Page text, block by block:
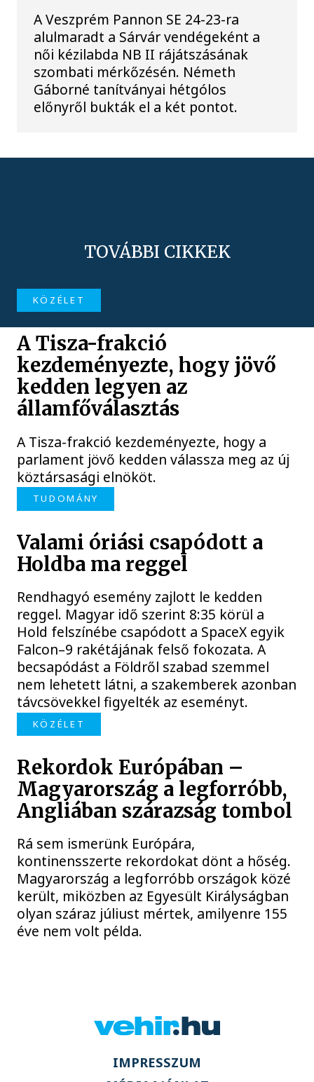
A Veszprém Pannon SE 24-23-ra
alulmaradt a Sárvár vendégeként a
női kézilabda NB II rájátszásának
szombati mérkőzésén. Németh
Gáborné tanítványai hétgólos
előnyről bukták el a két pontot.
TOVÁBBI CIKKEK
KÖZÉLET
A Tisza-frakció
kezdeményezte, hogy jövő
kedden legyen az
államfőválasztás
A Tisza-frakció kezdeményezte, hogy a
parlament jövő kedden válassza meg az új
köztársasági elnököt.
TUDOMÁNY
Valami óriási csapódott a
Holdba ma reggel
Rendhagyó esemény zajlott le kedden
reggel. Magyar idő szerint 8:35 körül a
Hold felszínébe csapódott a SpaceX egyik
Falcon–9 rakétájának felső fokozata. A
becsapódást a Földről szabad szemmel
nem lehetett látni, a szakemberek azonban
távcsövekkel figyelték az eseményt.
KÖZÉLET
Rekordok Európában –
Magyarország a legforróbb,
Angliában szárazság tombol
Rá sem ismerünk Európára,
kontinensszerte rekordokat dönt a hőség.
Magyarország a legforróbb országok közé
került, miközben az Egyesült Királyságban
olyan száraz júliust mértek, amilyenre 155
éve nem volt példa.
IMPRESSZUM